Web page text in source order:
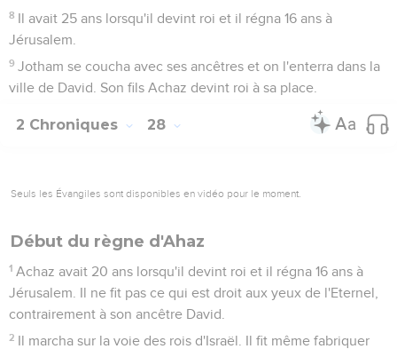
8 Il avait 25 ans lorsqu'il devint roi et il régna 16 ans à
Jérusalem.
9 Jotham se coucha avec ses ancêtres et on l'enterra dans la
ville de David. Son fils Achaz devint roi à sa place.
2 Chroniques 28
Seuls les Évangiles sont disponibles en vidéo pour le moment.
Début du règne d'Ahaz
1 Achaz avait 20 ans lorsqu'il devint roi et il régna 16 ans à
Jérusalem. Il ne fit pas ce qui est droit aux yeux de l'Eternel,
contrairement à son ancêtre David.
2 Il marcha sur la voie des rois d'Israël. Il fit même fabriquer